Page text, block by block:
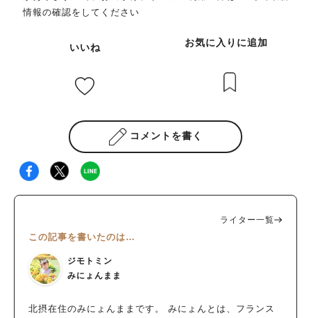
情報の確認をしてください
いいね お気に入りに追加
コメントを書く
ライター一覧
この記事を書いたのは…
ジモトミン
みにょんまま
北摂在住のみにょんままです。 みにょんとは、フランス